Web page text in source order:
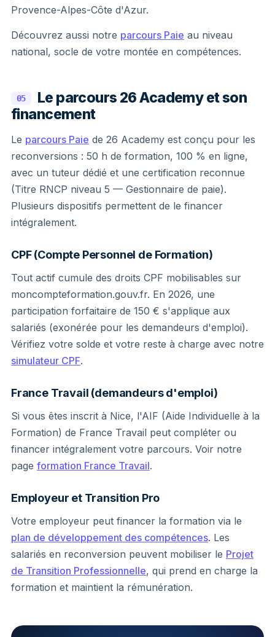
Provence-Alpes-Côte d'Azur.
Découvrez aussi notre parcours Paie au niveau
national, socle de votre montée en compétences.
05
Le parcours 26 Academy et son
financement
Le parcours Paie de 26 Academy est conçu pour les
reconversions : 50 h de formation, 100 % en ligne,
avec un tuteur dédié et une certification reconnue
(Titre RNCP niveau 5 — Gestionnaire de paie).
Plusieurs dispositifs permettent de le financer
intégralement.
CPF (Compte Personnel de Formation)
Tout actif cumule des droits CPF mobilisables sur
moncompteformation.gouv.fr. En 2026, une
participation forfaitaire de 150 € s'applique aux
salariés (exonérée pour les demandeurs d'emploi).
Vérifiez votre solde et votre reste à charge avec notre
simulateur CPF.
France Travail (demandeurs d'emploi)
Si vous êtes inscrit à Nice, l'AIF (Aide Individuelle à la
Formation) de France Travail peut compléter ou
financer intégralement votre parcours. Voir notre
page formation France Travail.
Employeur et Transition Pro
Votre employeur peut financer la formation via le
plan de développement des compétences. Les
salariés en reconversion peuvent mobiliser le Projet
de Transition Professionnelle, qui prend en charge la
formation et maintient la rémunération.